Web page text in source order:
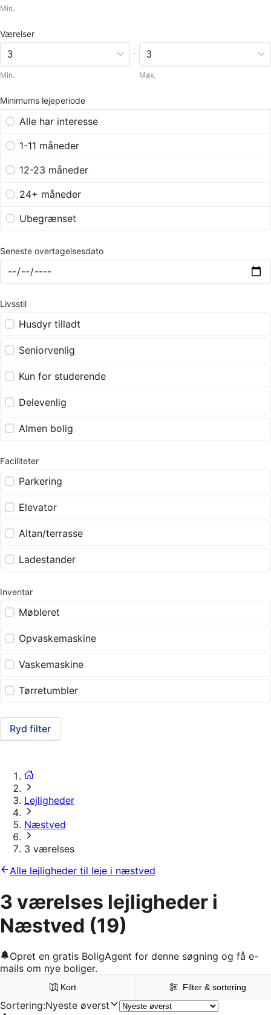
Min.
Værelser
Min.
-
Max.
Minimums lejeperiode
Alle har interesse
1-11 måneder
12-23 måneder
24+ måneder
Ubegrænset
Seneste overtagelsesdato
Livsstil
Husdyr tilladt
Seniorvenlig
Kun for studerende
Delevenlig
Almen bolig
Faciliteter
Parkering
Elevator
Altan/terrasse
Ladestander
Inventar
Møbleret
Opvaskemaskine
Vaskemaskine
Tørretumbler
Ryd filter
Lejligheder
Næstved
3 værelses
Alle lejligheder til leje i næstved
3 værelses lejligheder i
Næstved (19)
Opret en gratis BoligAgent for denne søgning og få e-
mails om nye boliger.
Kort Filter & sortering
Sortering:Nyeste øverst